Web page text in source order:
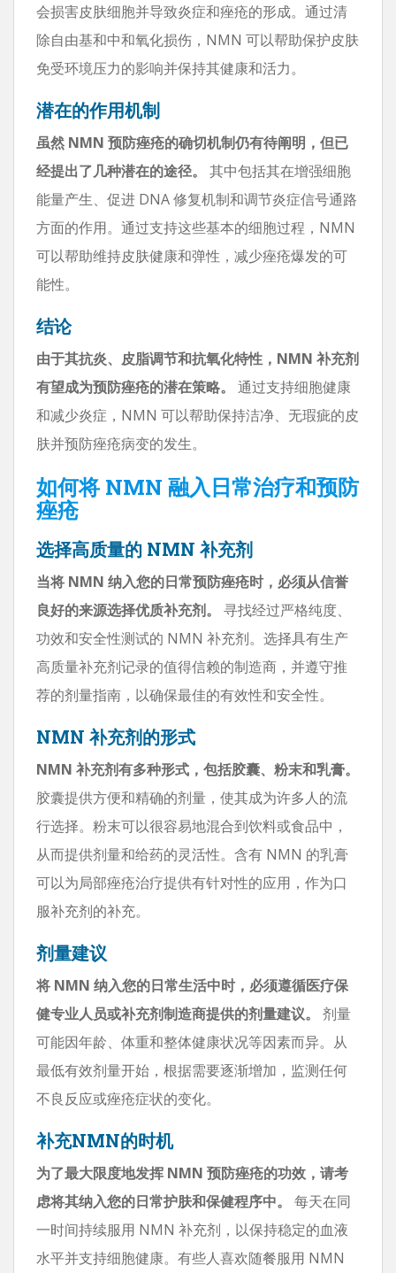
会损害皮肤细胞并导致炎症和痤疮的形成。通过清
除自由基和中和氧化损伤，NMN 可以帮助保护皮肤
免受环境压力的影响并保持其健康和活力。
潜在的作用机制
虽然 NMN 预防痤疮的确切机制仍有待阐明，但已
经提出了几种潜在的途径。
其中包括其在增强细胞
能量产生、促进 DNA 修复机制和调节炎症信号通路
方面的作用。通过支持这些基本的细胞过程，NMN
可以帮助维持皮肤健康和弹性，减少痤疮爆发的可
能性。
结论
由于其抗炎、皮脂调节和抗氧化特性，NMN 补充剂
有望成为预防痤疮的潜在策略。
通过支持细胞健康
和减少炎症，NMN 可以帮助保持洁净、无瑕疵的皮
肤并预防痤疮病变的发生。
如何将 NMN 融入日常治疗和预防
痤疮
选择高质量的 NMN 补充剂
当将 NMN 纳入您的日常预防痤疮时，必须从信誉
良好的来源选择优质补充剂。
寻找经过严格纯度、
功效和安全性测试的 NMN 补充剂。选择具有生产
高质量补充剂记录的值得信赖的制造商，并遵守推
荐的剂量指南，以确保最佳的有效性和安全性。
NMN 补充剂的形式
NMN 补充剂有多种形式，包括胶囊、粉末和乳膏。
胶囊提供方便和精确的剂量，使其成为许多人的流
行选择。粉末可以很容易地混合到饮料或食品中，
从而提供剂量和给药的灵活性。含有 NMN 的乳膏
可以为局部痤疮治疗提供有针对性的应用，作为口
服补充剂的补充。
剂量建议
将 NMN 纳入您的日常生活中时，必须遵循医疗保
健专业人员或补充剂制造商提供的剂量建议。
剂量
可能因年龄、体重和整体健康状况等因素而异。从
最低有效剂量开始，根据需要逐渐增加，监测任何
不良反应或痤疮症状的变化。
补充NMN的时机
为了最大限度地发挥 NMN 预防痤疮的功效，请考
虑将其纳入您的日常护肤和保健程序中。
每天在同
一时间持续服用 NMN 补充剂，以保持稳定的血液
水平并支持细胞健康。有些人喜欢随餐服用 NMN